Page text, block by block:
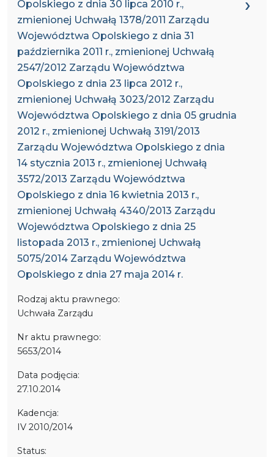
Opolskiego z dnia 30 lipca 2010 r.,
zmienionej Uchwałą 1378/2011 Zarządu
Województwa Opolskiego z dnia 31
października 2011 r., zmienionej Uchwałą
2547/2012 Zarządu Województwa
Opolskiego z dnia 23 lipca 2012 r.,
zmienionej Uchwałą 3023/2012 Zarządu
Województwa Opolskiego z dnia 05 grudnia
2012 r., zmienionej Uchwałą 3191/2013
Zarządu Województwa Opolskiego z dnia
14 stycznia 2013 r., zmienionej Uchwałą
3572/2013 Zarządu Województwa
Opolskiego z dnia 16 kwietnia 2013 r.,
zmienionej Uchwałą 4340/2013 Zarządu
Województwa Opolskiego z dnia 25
listopada 2013 r., zmienionej Uchwałą
5075/2014 Zarządu Województwa
Opolskiego z dnia 27 maja 2014 r.
Rodzaj aktu prawnego:
Uchwała Zarządu
Nr aktu prawnego:
5653/2014
Data podjęcia:
27.10.2014
Kadencja:
IV 2010/2014
Status: